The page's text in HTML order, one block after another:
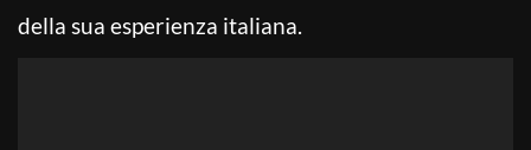
della sua esperienza italiana.